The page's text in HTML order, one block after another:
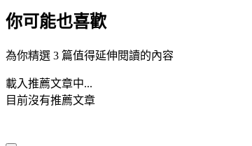
你可能也喜歡
為你精選 3 篇值得延伸閱讀的內容
載入推薦文章中...
目前沒有推薦文章